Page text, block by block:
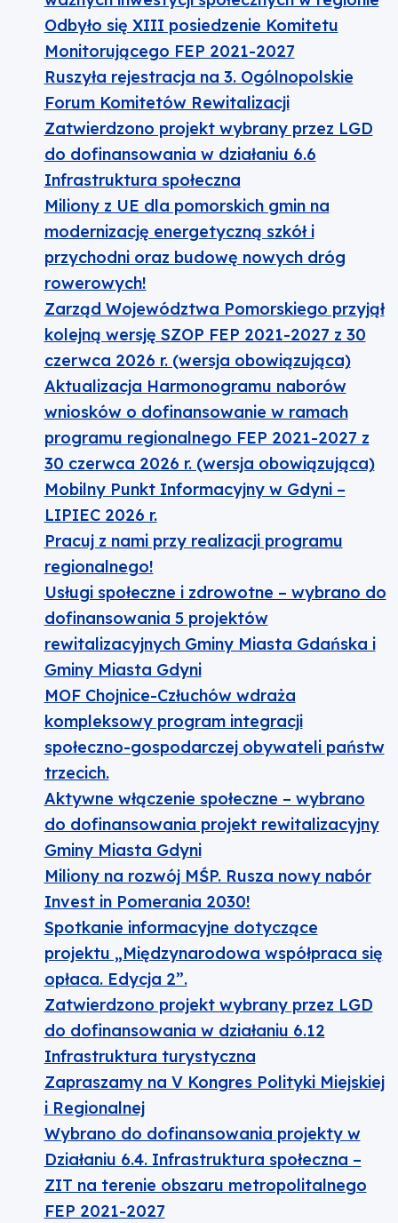
Odbyło się XIII posiedzenie Komitetu
Monitorującego FEP 2021-2027
Ruszyła rejestracja na 3. Ogólnopolskie
Forum Komitetów Rewitalizacji
Zatwierdzono projekt wybrany przez LGD
do dofinansowania w działaniu 6.6
Infrastruktura społeczna
Miliony z UE dla pomorskich gmin na
modernizację energetyczną szkół i
przychodni oraz budowę nowych dróg
rowerowych!
Zarząd Województwa Pomorskiego przyjął
kolejną wersję SZOP FEP 2021-2027 z 30
czerwca 2026 r. (wersja obowiązująca)
Aktualizacja Harmonogramu naborów
wniosków o dofinansowanie w ramach
programu regionalnego FEP 2021-2027 z
30 czerwca 2026 r. (wersja obowiązująca)
Mobilny Punkt Informacyjny w Gdyni –
LIPIEC 2026 r.
Pracuj z nami przy realizacji programu
regionalnego!
Usługi społeczne i zdrowotne – wybrano do
dofinansowania 5 projektów
rewitalizacyjnych Gminy Miasta Gdańska i
Gminy Miasta Gdyni
MOF Chojnice-Człuchów wdraża
kompleksowy program integracji
społeczno-gospodarczej obywateli państw
trzecich.
Aktywne włączenie społeczne – wybrano
do dofinansowania projekt rewitalizacyjny
Gminy Miasta Gdyni
Miliony na rozwój MŚP. Rusza nowy nabór
Invest in Pomerania 2030!
Spotkanie informacyjne dotyczące
projektu „Międzynarodowa współpraca się
opłaca. Edycja 2”.
Zatwierdzono projekt wybrany przez LGD
do dofinansowania w działaniu 6.12
Infrastruktura turystyczna
Zapraszamy na V Kongres Polityki Miejskiej
i Regionalnej
Wybrano do dofinansowania projekty w
Działaniu 6.4. Infrastruktura społeczna –
ZIT na terenie obszaru metropolitalnego
FEP 2021-2027